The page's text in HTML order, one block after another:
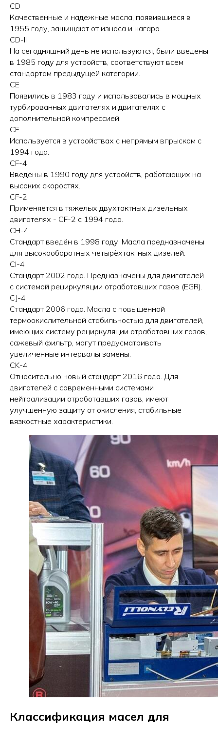
CD
Качественные и надежные масла, появившиеся в
1955 году, защищают от износа и нагара.
CD-II
На сегодняшний день не используются, были введены
в 1985 году для устройств, соответствуют всем
стандартам предыдущей категории.
CE
Появились в 1983 году и использовались в мощных
турбированных двигателях и двигателях с
дополнительной компрессией.
CF
Используется в устройствах с непрямым впрыском с
1994 года.
CF-4
Введены в 1990 году для устройств, работающих на
высоких скоростях.
CF-2
Применяется в тяжелых двухтактных дизельных
двигателях - CF-2 с 1994 года.
CH-4
Стандарт введён в 1998 году. Масла предназначены
для высокооборотных четырёхтактных дизелей.
CI-4
Стандарт 2002 года. Предназначены для двигателей
с системой рециркуляции отработавших газов (EGR).
CJ-4
Стандарт 2006 года. Масла с повышенной
термоокислительной стабильностью для двигателей,
имеющих систему рециркуляции отработавших газов,
сажевый фильтр, могут предусматривать
увеличенные интервалы замены.
CK-4
Относительно новый стандарт 2016 года. Для
двигателей с современными системами
нейтрализации отработавших газов, имеют
улучшенную защиту от окисления, стабильные
вязкостные характеристики.
Классификация масел для